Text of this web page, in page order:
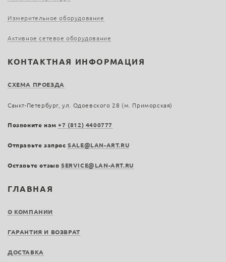
ГЛАВНАЯ
О КОМПАНИИ
ГАРАНТИЯ И ВОЗВРАТ
ДОСТАВКА
Измерительное оборудование
Активное сетевое оборудование
КОНТАКТНАЯ ИНФОРМАЦИЯ
СХЕМА ПРОЕЗДА
Санкт-Петербург, ул. Одоевского 28 (м. Приморская)
Позвоните нам+7 (812) 4400777
Отправьте запросSALE@LAN-ART.RU
Оставьте отзыв SERVICE@LAN-ART.RU